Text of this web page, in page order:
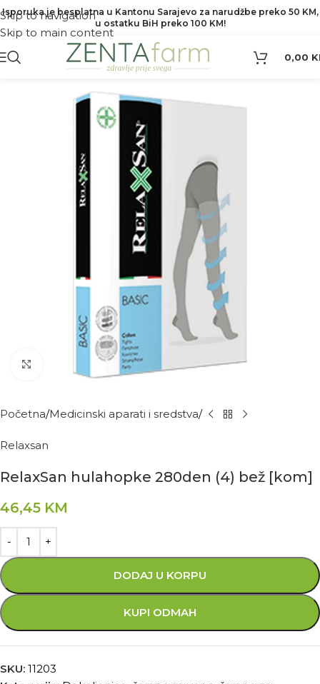
Skip to navigation
Skip to main content
Isporuka je besplatna u Kantonu Sarajevo za narudžbe preko 50 KM,
u ostatku BiH preko 100 KM!
0,00
Kliknite za povećanje
Početna Medicinski aparati i sredstva
Relaxsan
RelaxSan hulahopke 280den (4) bež [kom]
46,45 KM
DODAJ U KORPU
KUPI ODMAH
SKU: 11203